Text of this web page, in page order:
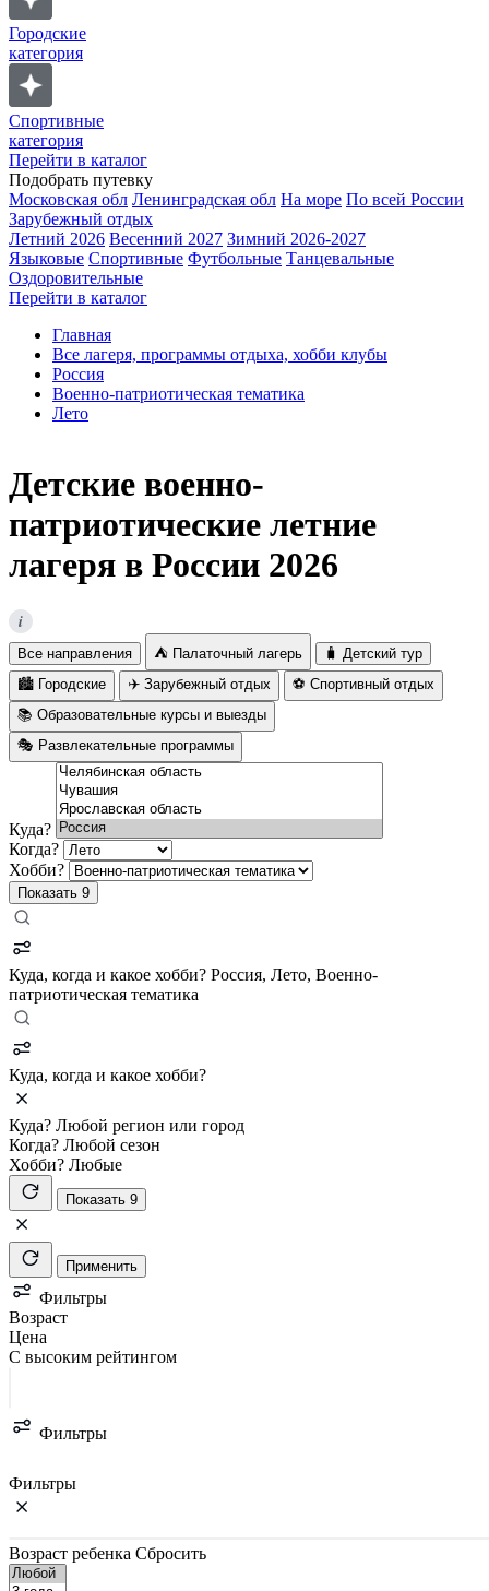
Городские
категория
Спортивные
категория
Перейти в каталог
Подобрать путевку
Московская обл Ленинградская обл На море По всей России
Зарубежный отдых
Летний 2026 Весенний 2027 Зимний 2026-2027
Языковые Спортивные Футбольные Танцевальные
Оздоровительные
Перейти в каталог
Главная
Все лагеря, программы отдыха, хобби клубы
Россия
Военно-патриотическая тематика
Лето
Детские военно-
патриотические летние
лагеря в России 2026
i
Все направления ⛺ Палаточный лагерь
🧳 Детский тур
🏙️ Городские
✈️ Зарубежный отдых
⚽ Спортивный отдых
📚 Образовательные курсы и выезды
🎭 Развлекательные программы
Куда?
Когда?
Хобби?
Показать 9
Куда, когда и какое хобби? Россия, Лето, Военно-
патриотическая тематика
Куда, когда и какое хобби?
Куда? Любой регион или город
Когда? Любой сезон
Хобби? Любые
Показать 9
Применить
Фильтры
Возраст
Цена
С высоким рейтингом
Фильтры
Фильтры
Возраст ребенка Сбросить